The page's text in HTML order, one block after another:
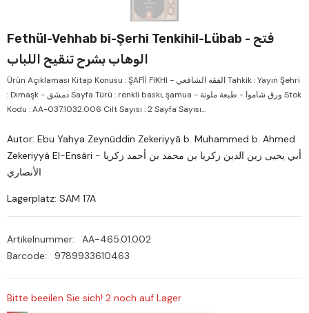
Fethül-Vehhab bi-Şerhi Tenkihil-Lübab - فتح
الوهاب بشرح تنقيح اللباب
Ürün Açıklaması Kitap Konusu : ŞAFİİ FIKHI - الفقه الشافعي Tahkik : Yayın Şehri
: Dımaşk - دمشق Sayfa Türü : renkli baskı, şamua - ورق شاموا - طبعة ملونة Stok
Kodu : AA-037.1032.006 Cilt Sayısı : 2 Sayfa Sayısı...
Autor: Ebu Yahya Zeynüddin Zekeriyyâ b. Muhammed b. Ahmed
Zekeriyyâ El-Ensâri - أبي يحيى زين الدين زكريا بن محمد بن أحمد زكريا
الأنصاري
Lagerplatz: SAM 17A
Artikelnummer:
AA-465.01.002
Barcode:
9789933610463
Bitte beeilen Sie sich! 2 noch auf Lager